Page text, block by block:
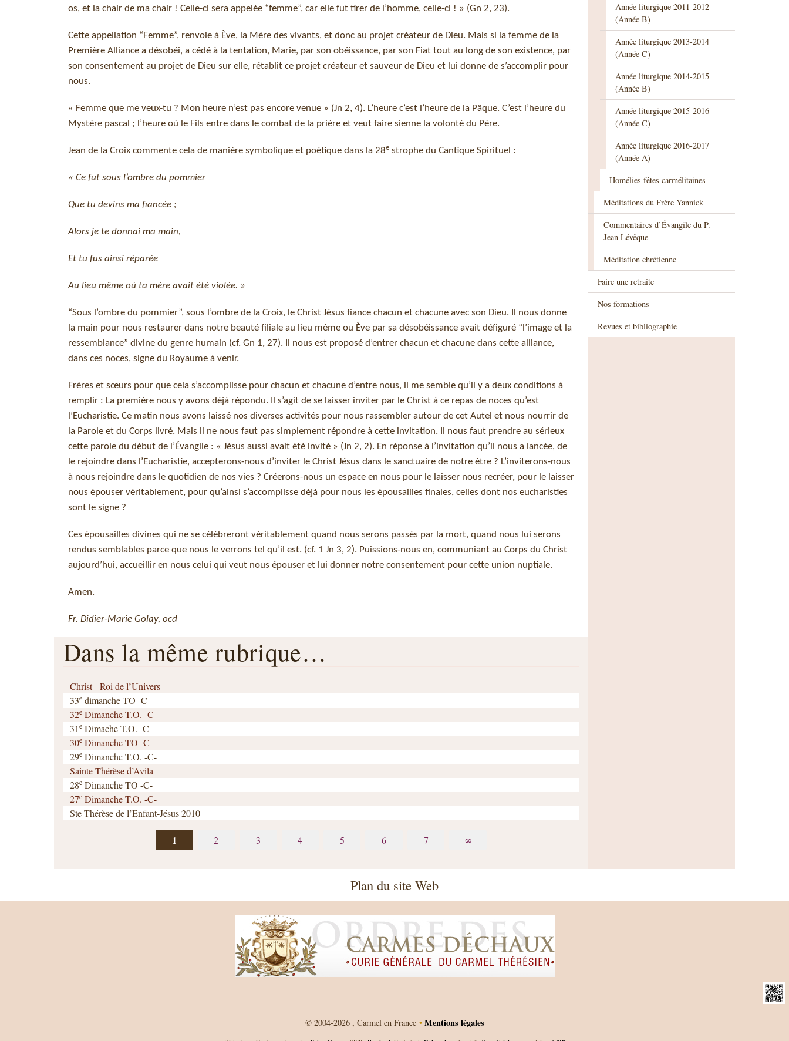
os, et la chair de ma chair ! Celle-ci sera appelée “femme”, car elle fut tirer de l’homme, celle-ci ! » (Gn 2, 23).
Cette appellation “Femme”, renvoie à Ève, la Mère des vivants, et donc au projet créateur de Dieu. Mais si la femme de la
Première Alliance a désobéi, a cédé à la tentation, Marie, par son obéissance, par son Fiat tout au long de son existence, par
son consentement au projet de Dieu sur elle, rétablit ce projet créateur et sauveur de Dieu et lui donne de s’accomplir pour
nous.
« Femme que me veux-tu ? Mon heure n’est pas encore venue » (Jn 2, 4). L’heure c’est l’heure de la Pâque. C’est l’heure du
Mystère pascal ; l’heure où le Fils entre dans le combat de la prière et veut faire sienne la volonté du Père.
Jean de la Croix commente cela de manière symbolique et poétique dans la 28e strophe du Cantique Spirituel :
« Ce fut sous l’ombre du pommier
Que tu devins ma fiancée ;
Alors je te donnai ma main,
Et tu fus ainsi réparée
Au lieu même où ta mère avait été violée. »
“Sous l’ombre du pommier”, sous l’ombre de la Croix, le Christ Jésus fiance chacun et chacune avec son Dieu. Il nous donne
la main pour nous restaurer dans notre beauté filiale au lieu même ou Ève par sa désobéissance avait défiguré “l’image et la
ressemblance” divine du genre humain (cf. Gn 1, 27). Il nous est proposé d’entrer chacun et chacune dans cette alliance,
dans ces noces, signe du Royaume à venir.
Frères et sœurs pour que cela s’accomplisse pour chacun et chacune d’entre nous, il me semble qu’il y a deux conditions à
remplir : La première nous y avons déjà répondu. Il s’agit de se laisser inviter par le Christ à ce repas de noces qu’est
l’Eucharistie. Ce matin nous avons laissé nos diverses activités pour nous rassembler autour de cet Autel et nous nourrir de
la Parole et du Corps livré. Mais il ne nous faut pas simplement répondre à cette invitation. Il nous faut prendre au sérieux
cette parole du début de l’Évangile : « Jésus aussi avait été invité » (Jn 2, 2). En réponse à l’invitation qu’il nous a lancée, de
le rejoindre dans l’Eucharistie, accepterons-nous d’inviter le Christ Jésus dans le sanctuaire de notre être ? L’inviterons-nous
à nous rejoindre dans le quotidien de nos vies ? Créerons-nous un espace en nous pour le laisser nous recréer, pour le laisser
nous épouser véritablement, pour qu’ainsi s’accomplisse déjà pour nous les épousailles finales, celles dont nos eucharisties
sont le signe ?
Ces épousailles divines qui ne se célébreront véritablement quand nous serons passés par la mort, quand nous lui serons
rendus semblables parce que nous le verrons tel qu’il est. (cf. 1 Jn 3, 2). Puissions-nous en, communiant au Corps du Christ
aujourd’hui, accueillir en nous celui qui veut nous épouser et lui donner notre consentement pour cette union nuptiale.
Amen.
Fr. Didier-Marie Golay, ocd
Dans la même rubrique…
Christ - Roi de l’Univers
33e dimanche TO -C-
32e Dimanche T.O. -C-
31e Dimache T.O. -C-
30e Dimanche TO -C-
29e Dimanche T.O. -C-
Sainte Thérèse d’Avila
28e Dimanche TO -C-
27e Dimanche T.O. -C-
Ste Thérèse de l’Enfant-Jésus 2010
1 2 3 4 5 6 7 ∞
Année liturgique 2011-2012
(Année B)
Année liturgique 2013-2014
(Année C)
Année liturgique 2014-2015
(Année B)
Année liturgique 2015-2016
(Année C)
Année liturgique 2016-2017
(Année A)
Homélies fêtes carmélitaines
Méditations du Frère Yannick
Commentaires d’Évangile du P.
Jean Lévêque
Méditation chrétienne
Faire une retraite
Nos formations
Revues et bibliographie
Plan du site Web
©2004-2026 , Carmel en France • Mentions légales